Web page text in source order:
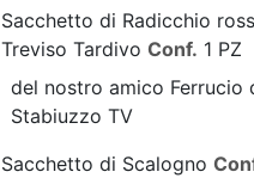
Sacchetto di Radicchio
Treviso Tardivo Conf. 1 PZ
del nostro amico Ferrucio
Stabiuzzo TV
Sacchetto di Scalogno